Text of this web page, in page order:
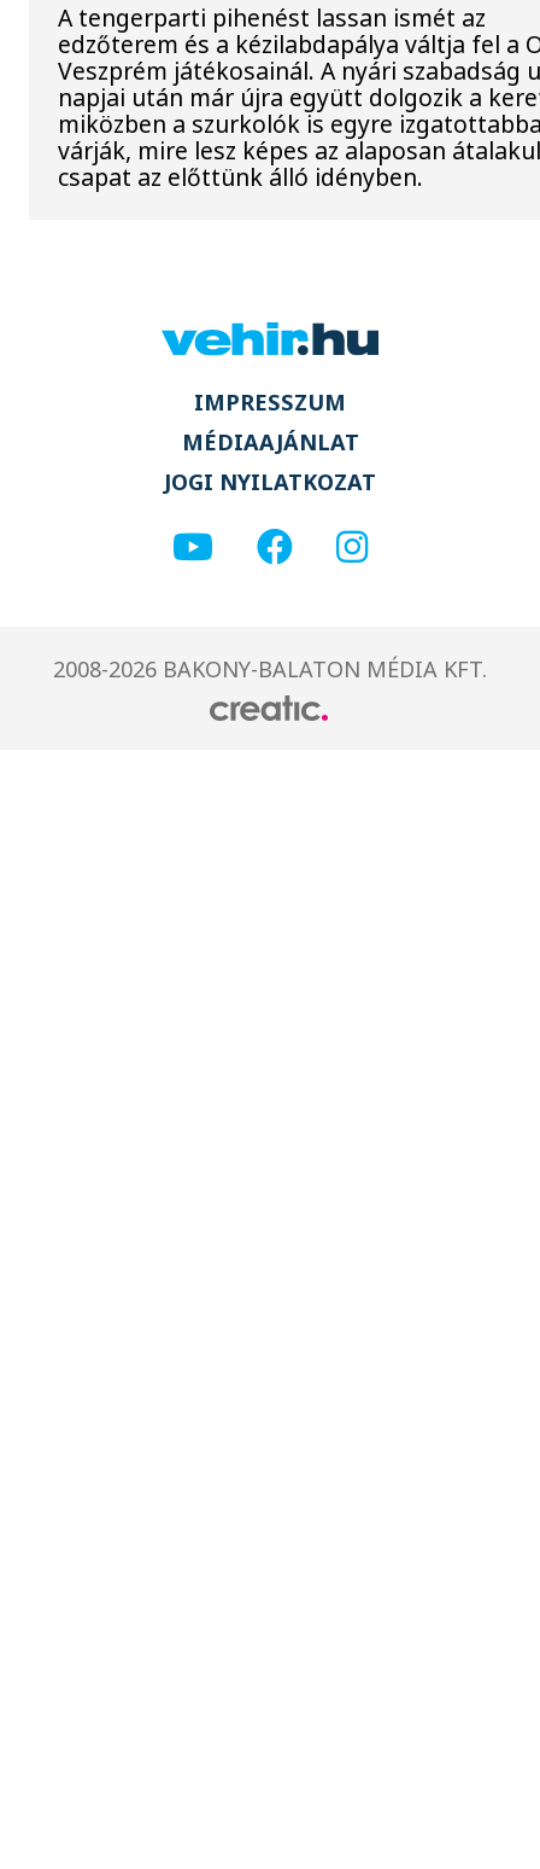
A tengerparti pihenést lassan ismét az
edzőterem és a kézilabdapálya váltja fel a
Veszprém játékosainál. A nyári szabadság
napjai után már újra együtt dolgozik a
miközben a szurkolók is egyre
várják, mire lesz képes az alaposan
csapat az előttünk álló idényben.
IMPRESSZUM
MÉDIAAJÁNLAT
JOGI NYILATKOZAT
2008-2026 BAKONY-BALATON MÉDIA KFT.